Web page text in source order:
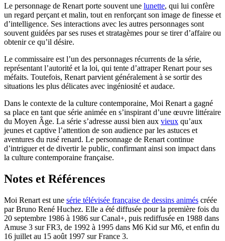
Le personnage de Renart porte souvent une lunette, qui lui confère
un regard perçant et malin, tout en renforçant son image de finesse et
d’intelligence. Ses interactions avec les autres personnages sont
souvent guidées par ses ruses et stratagèmes pour se tirer d’affaire ou
obtenir ce qu’il désire.
Le commissaire est l’un des personnages récurrents de la série,
représentant l’autorité et la loi, qui tente d’attraper Renart pour ses
méfaits. Toutefois, Renart parvient généralement à se sortir des
situations les plus délicates avec ingéniosité et audace.
Dans le contexte de la culture contemporaine, Moi Renart a gagné
sa place en tant que série animée en s’inspirant d’une œuvre littéraire
du Moyen Âge. La série s’adresse aussi bien aux vieux qu’aux
jeunes et captive l’attention de son audience par les astuces et
aventures du rusé renard. Le personnage de Renart continue
d’intriguer et de divertir le public, confirmant ainsi son impact dans
la culture contemporaine française.
Notes et Références
Moi Renart est une série télévisée française de dessins animés créée
par Bruno René Huchez. Elle a été diffusée pour la première fois du
20 septembre 1986 à 1986 sur Canal+, puis rediffusée en 1988 dans
Amuse 3 sur FR3, de 1992 à 1995 dans M6 Kid sur M6, et enfin du
16 juillet au 15 août 1997 sur France 3.